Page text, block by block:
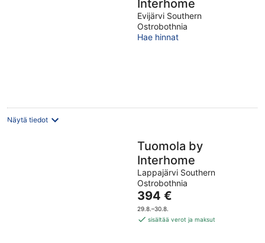
Interhome
Evijärvi Southern
Ostrobothnia
Hae hinnat
Näytä tiedot
Tuomola by
Interhome
Lappajärvi Southern
Ostrobothnia
Hinta
on
394 €
394 €
29.8.–30.8.
sisältää verot ja maksut